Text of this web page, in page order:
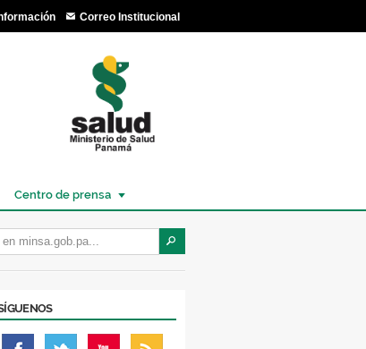
Correo Institucional
Centro de prensa